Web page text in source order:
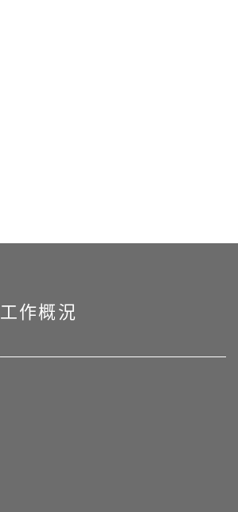
工作概況